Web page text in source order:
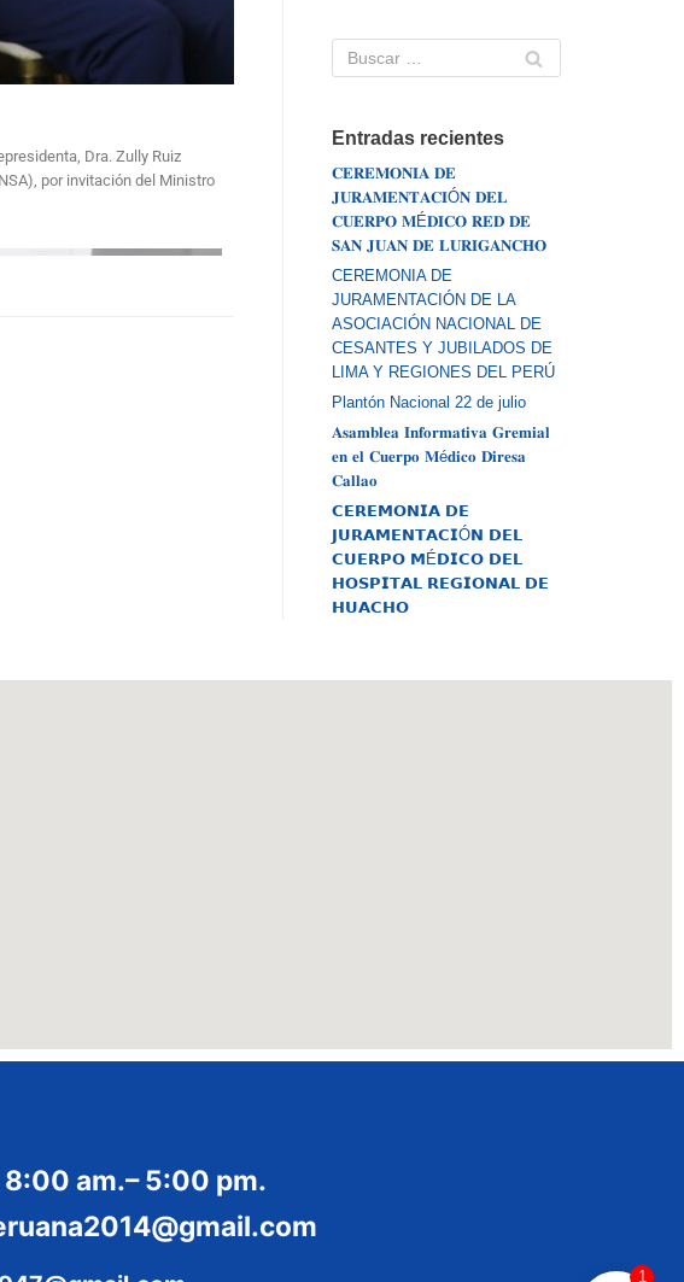
Dra. Zully Ruiz
por invitación del Ministro
Entradas recientes
𝐂𝐄𝐑𝐄𝐌𝐎𝐍𝐈𝐀 𝐃𝐄
𝐉𝐔𝐑𝐀𝐌𝐄𝐍𝐓𝐀𝐂𝐈Ó𝐍 𝐃𝐄𝐋
𝐂𝐔𝐄𝐑𝐏𝐎 𝐌É𝐃𝐈𝐂𝐎 𝐑𝐄𝐃 𝐃𝐄
𝐒𝐀𝐍 𝐉𝐔𝐀𝐍 𝐃𝐄 𝐋𝐔𝐑𝐈𝐆𝐀𝐍𝐂𝐇𝐎
CEREMONIA DE
JURAMENTACIÓN DE LA
ASOCIACIÓN NACIONAL DE
CESANTES Y JUBILADOS DE
LIMA Y REGIONES DEL PERÚ
Plantón Nacional 22 de julio
𝐀𝐬𝐚𝐦𝐛𝐥𝐞𝐚 𝐈𝐧𝐟𝐨𝐫𝐦𝐚𝐭𝐢𝐯𝐚 𝐆𝐫𝐞𝐦𝐢𝐚𝐥
𝐞𝐧 𝐞𝐥 𝐂𝐮𝐞𝐫𝐩𝐨 𝐌é𝐝𝐢𝐜𝐨 𝐃𝐢𝐫𝐞𝐬𝐚
𝐂𝐚𝐥𝐥𝐚𝐨
𝗖𝗘𝗥𝗘𝗠𝗢𝗡𝗜𝗔 𝗗𝗘
𝗝𝗨𝗥𝗔𝗠𝗘𝗡𝗧𝗔𝗖𝗜Ó𝗡 𝗗𝗘𝗟
𝗖𝗨𝗘𝗥𝗣𝗢 𝗠É𝗗𝗜𝗖𝗢 𝗗𝗘𝗟
𝗛𝗢𝗦𝗣𝗜𝗧𝗔𝗟 𝗥𝗘𝗚𝗜𝗢𝗡𝗔𝗟 𝗗𝗘
𝗛𝗨𝗔𝗖𝗛𝗢
am.– 5:00 pm.
1